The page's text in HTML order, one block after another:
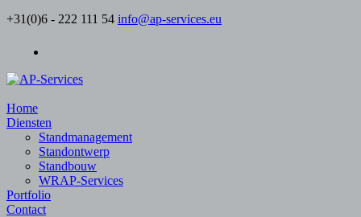
+31(0)6 - 222 111 54 info@ap-services.eu
Home
Diensten
Standmanagement
Standontwerp
Standbouw
WRAP-Services
Portfolio
Contact